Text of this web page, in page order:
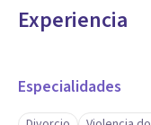
Experiencia
Especialidades